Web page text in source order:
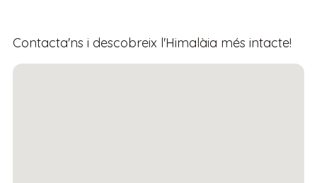
Contacta'ns i descobreix l'Himalàia més intacte!